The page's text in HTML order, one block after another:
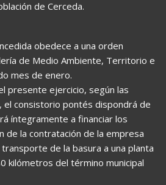
de Cerceda.
obedece a una orden
de Medio Ambiente, Territorio e
mes de enero.
presente ejercicio, según las
el consistorio pontés dispondrá de
íntegramente a financiar los
de la contratación de la empresa
de la basura a una planta
kilómetros del término municipal